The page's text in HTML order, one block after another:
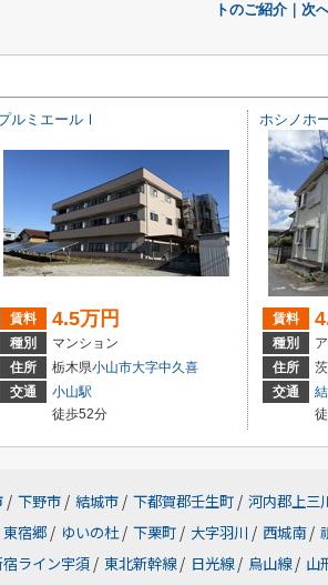
トのご紹介｜次
ルミエールⅠ
賃料 4.5万円
種別
マンション
住所
栃木県小山市大字中久喜
交通
小山駅
徒歩52分
ホシノホ
賃料
種別
住所
交通
/ 下野市 / 結城市 / 下都賀郡壬生町 / 河内郡上三
東宿郷 / ゆいの杜 / 下栗町 / 大字羽川 / 西城南 /
ライン宇須 / 東北新幹線 / 日光線 / 烏山線 / 山